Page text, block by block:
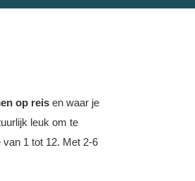
op reis en waar je
leuk om te
1 tot 12. Met 2-6